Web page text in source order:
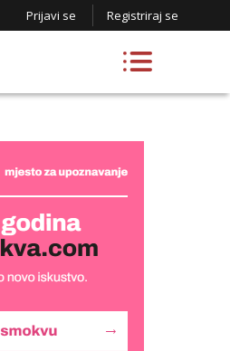
Prijavi se Registriraj se